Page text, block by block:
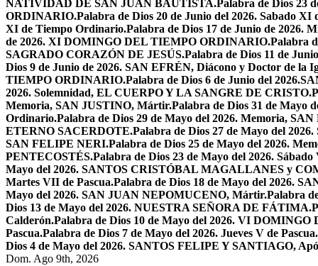
NATIVIDAD DE SAN JUAN BAUTISTA.Palabra de Dios 23
ORDINARIO.Palabra de Dios 20 de Junio del 2026. Sabado
XI de Tiempo Ordinario.Palabra de Dios 17 de Junio de 2026.
de 2026. XI DOMINGO DEL TIEMPO ORDINARIO.Palabra
SAGRADO CORAZÓN DE JESÚS.Palabra de Dios 11 de
Dios 9 de Junio de 2026. SAN EFRÉN, Diácono y Doctor de la
TIEMPO ORDINARIO.Palabra de Dios 6 de Junio del
2026. Solemnidad, EL CUERPO Y LA SANGRE DE CRISTO.
Memoria, SAN JUSTINO, Mártir.Palabra de Dios 31 de
Ordinario.Palabra de Dios 29 de Mayo del 2026. Memoria,
ETERNO SACERDOTE.Palabra de Dios 27 de Mayo del
SAN FELIPE NERI.Palabra de Dios 25 de Mayo del 2026.
PENTECOSTÉS.Palabra de Dios 23 de Mayo del 2026.
Mayo del 2026. SANTOS CRISTÓBAL MAGALLANES y
Martes VII de Pascua.Palabra de Dios 18 de Mayo del 2026.
Mayo del 2026. SAN JUAN NEPOMUCENO, Mártir.Palabra
Dios 13 de Mayo del 2026. NUESTRA SEÑORA DE FÁTIMA.
Calderón.Palabra de Dios 10 de Mayo del 2026. VI DOMINGO
Pascua.Palabra de Dios 7 de Mayo del 2026. Jueves V de Pascua.
Dios 4 de Mayo del 2026. SANTOS FELIPE Y SANTIAGO,
Dom. Ago 9th, 2026